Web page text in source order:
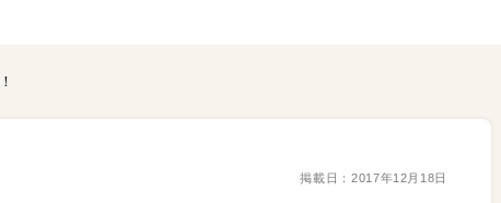
掲載日： 2017年12月18日